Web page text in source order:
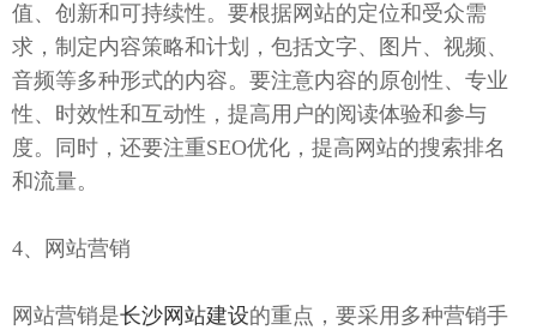
值、创新和可持续性。要根据网站的定位和受众需
求，制定内容策略和计划，包括文字、图片、视频、
音频等多种形式的内容。要注意内容的原创性、专业
性、时效性和互动性，提高用户的阅读体验和参与
度。同时，还要注重SEO优化，提高网站的搜索排名
和流量。
4、网站营销
网站营销是长沙网站建设的重点，要采用多种营销手